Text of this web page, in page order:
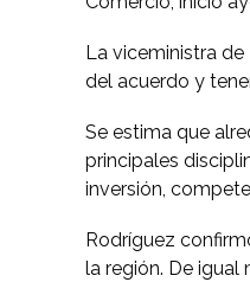
La viceministra
del acuerdo y
Se estima que
principales
inversión,
Rodríguez
la región. De igual